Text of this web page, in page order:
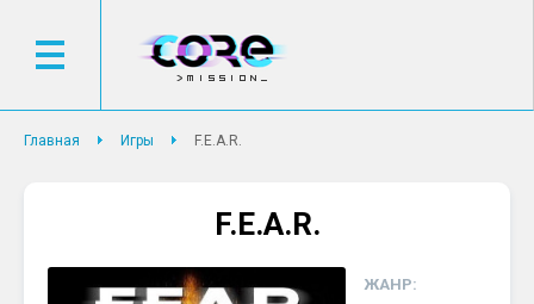
Главная Игры F.E.A.R.
F.E.A.R.
ЖАНР: